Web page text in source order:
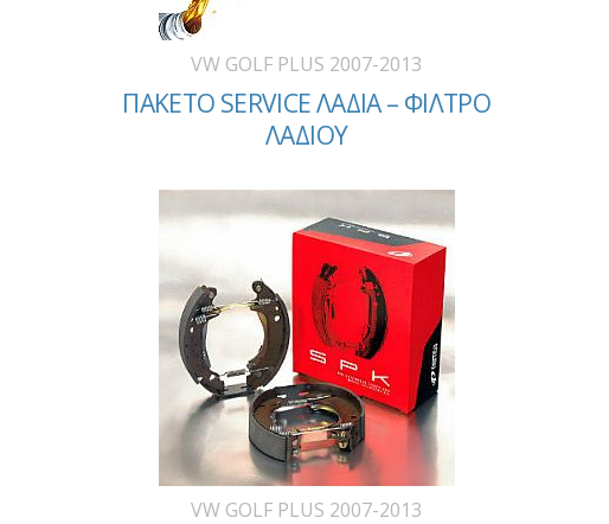
VW GOLF PLUS 2007-2013
ΠΑΚΕΤΟ SERVICE ΛΑΔΙΑ – ΦΙΛΤΡΟ
ΛΑΔΙΟΥ
VW GOLF PLUS 2007-2013